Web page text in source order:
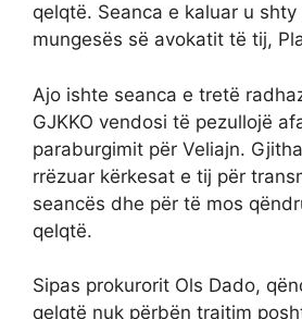
qelqtë. Seanca e kaluar u
mungesës së avokatit të tij,
Ajo ishte seanca e tretë
GJKKO vendosi të pezullojë
paraburgimit për Veliajn.
rrëzuar kërkesat e tij për
seancës dhe për të mos
qelqtë.
Sipas prokurorit Ols Dado,
qelqtë nuk përbën trajtim